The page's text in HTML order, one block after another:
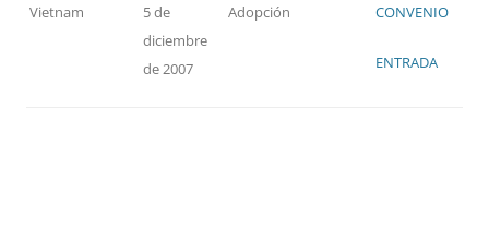
Vietnam
5 de
diciembre
de 2007
Adopción CONVENIO
ENTRADA